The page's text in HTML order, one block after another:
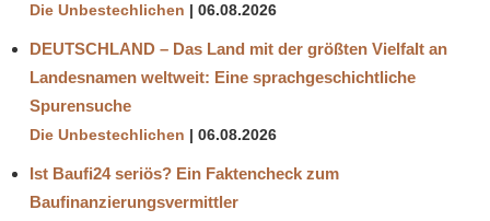
Die Unbestechlichen 06.08.2026
DEUTSCHLAND – Das Land mit der größten Vielfalt an
Landesnamen weltweit: Eine sprachgeschichtliche
Spurensuche
Die Unbestechlichen 06.08.2026
Ist Baufi24 seriös? Ein Faktencheck zum
Baufinanzierungsvermittler